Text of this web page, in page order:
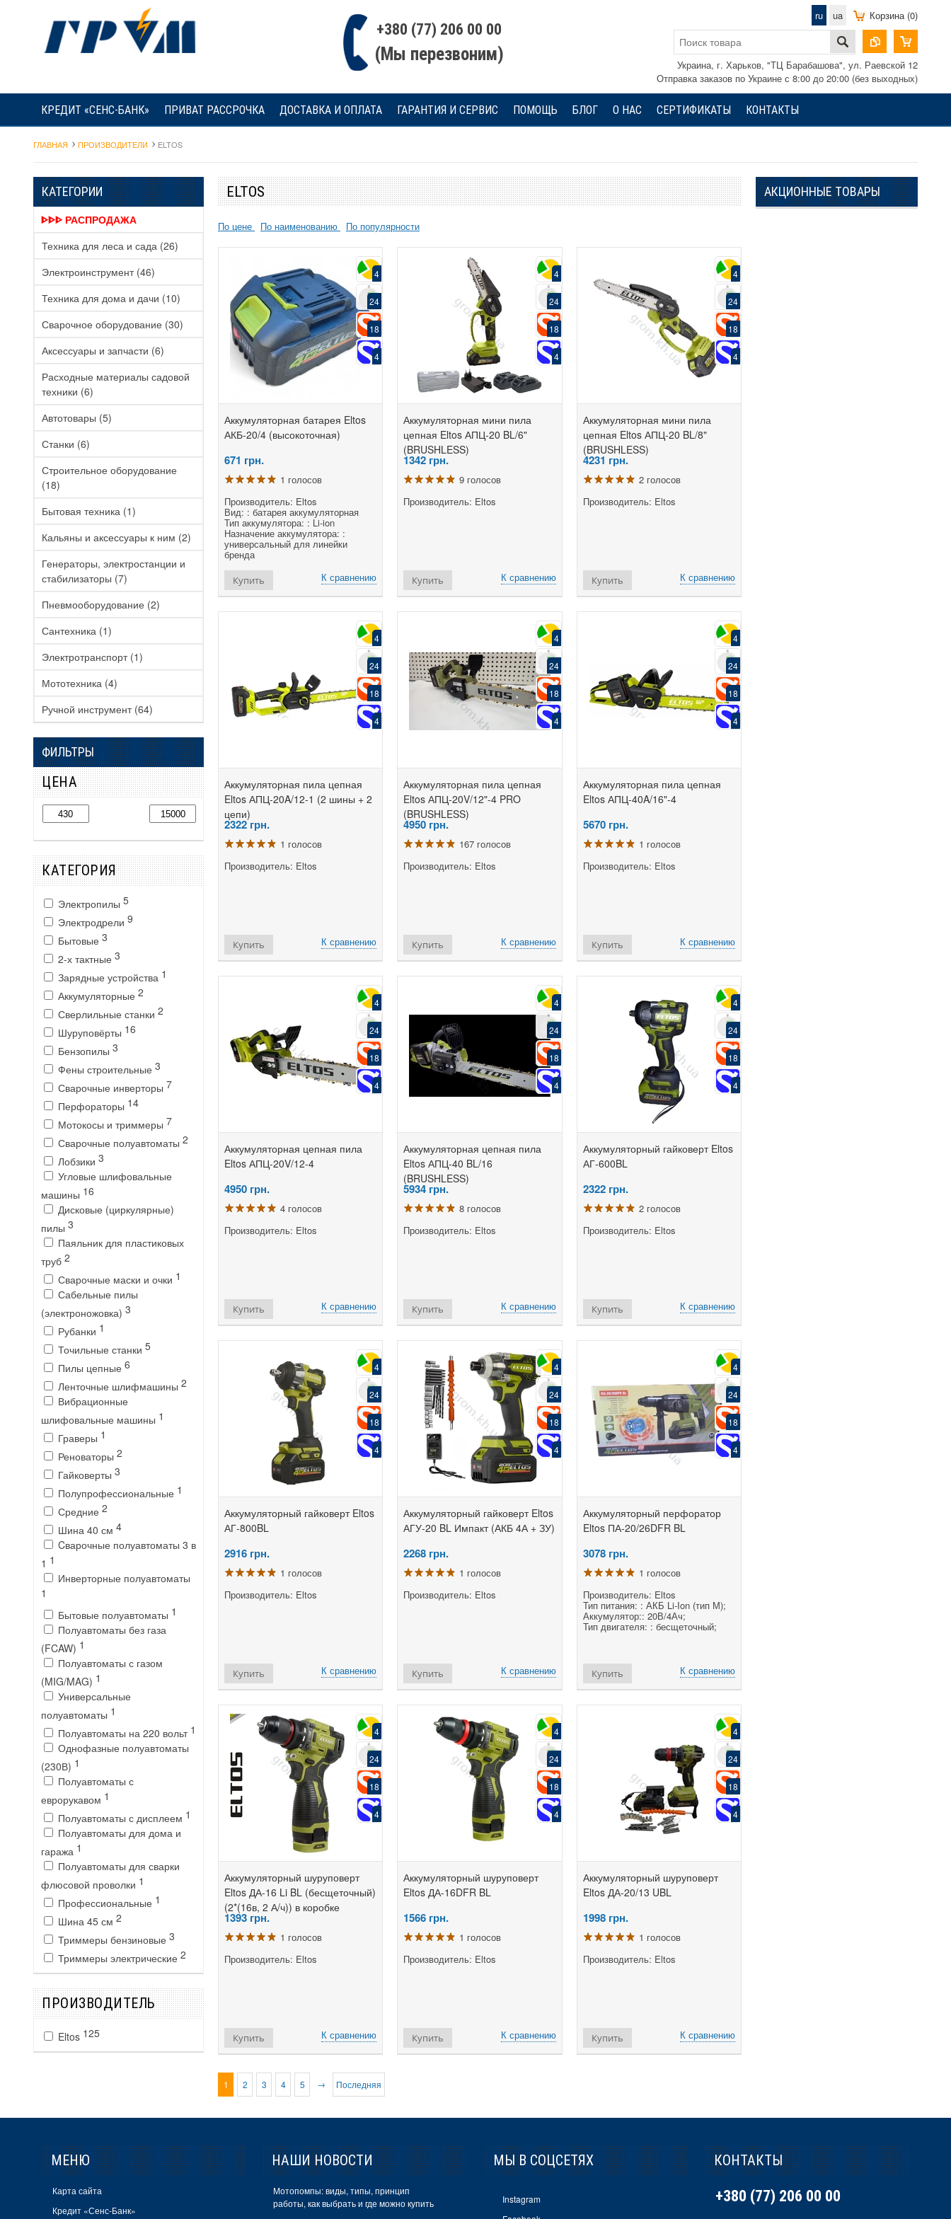
+380 (77) 206 00 00
(Мы перезвоним)
Корзина (0)
ru ua
Украина, г. Харьков, "ТЦ Барабашова", ул. Раевской 12
Отправка заказов по Украине с 8:00 до 20:00 (без выходных)
КРЕДИТ «СЕНС-БАНК» ПРИВАТ РАССРОЧКА ДОСТАВКА И ОПЛАТА ГАРАНТИЯ И СЕРВИС ПОМОЩЬ БЛОГ О НАС СЕРТИФИКАТЫ КОНТАКТЫ
ГЛАВНАЯ ПРОИЗВОДИТЕЛИ ELTOS
КАТЕГОРИИ
ᐈᐈᐈ РАСПРОДАЖА
Техника для леса и сада (26)
Электроинструмент (46)
Техника для дома и дачи (10)
Сварочное оборудование (30)
Аксессуары и запчасти (6)
Расходные материалы садовой
техники (6)
Автотовары (5)
Станки (6)
Строительное оборудование
(18)
Бытовая техника (1)
Кальяны и аксессуары к ним (2)
Генераторы, электростанции и
стабилизаторы (7)
Пневмооборудование (2)
Сантехника (1)
Электротранспорт (1)
Мототехника (4)
Ручной инструмент (64)
ФИЛЬТРЫ
ЦЕНА
КАТЕГОРИЯ
Электропилы 5
Электродрели 9
Бытовые 3
2-х тактные 3
Зарядные устройства 1
Аккумуляторные 2
Сверлильные станки 2
Шуруповёрты 16
Бензопилы 3
Фены строительные 3
Сварочные инверторы 7
Перфораторы 14
Мотокосы и триммеры 7
Сварочные полуавтоматы 2
Лобзики 3
Угловые шлифовальные
машины 16
Дисковые (циркулярные)
пилы 3
Паяльник для пластиковых
труб 2
Сварочные маски и очки 1
Сабельные пилы
(электроножовка) 3
Рубанки 1
Точильные станки 5
Пилы цепные 6
Ленточные шлифмашины 2
Вибрационные
шлифовальные машины 1
Граверы 1
Реноваторы 2
Гайковерты 3
Полупрофессиональные 1
Средние 2
Шина 40 см 4
Cварочные полуавтоматы 3 в
1 1
Инверторные полуавтоматы
1
Бытовые полуавтоматы 1
Полуавтоматы без газа
(FCAW) 1
Полуавтоматы с газом
(MIG/MAG) 1
Универсальные
полуавтоматы 1
Полуавтоматы на 220 вольт 1
Однофазные полуавтоматы
(230В) 1
Полуавтоматы с
еврорукавом 1
Полуавтоматы с дисплеем 1
Полуавтоматы для дома и
гаража 1
Полуавтоматы для сварки
флюсовой проволки 1
Профессиональные 1
Шина 45 см 2
Триммеры бензиновые 3
Триммеры электрические 2
ПРОИЗВОДИТЕЛЬ
Eltos 125
ELTOS
По цене По наименованию По популярности
4
24
18
4
Аккумуляторная батарея Eltos
АКБ-20/4 (высокоточная)
671 грн.
1 голосов
Производитель: Eltos
Вид: : батарея аккумуляторная
Тип аккумулятора: : Li-ion
Назначение аккумулятора: :
универсальный для линейки
бренда
К сравнению
Купить
4
24
18
4
Аккумуляторная мини пила
цепная Eltos АПЦ-20 BL/6"
(BRUSHLESS)
1342 грн.
9 голосов
Производитель: Eltos
К сравнению
Купить
4
24
18
4
Аккумуляторная мини пила
цепная Eltos АПЦ-20 BL/8"
(BRUSHLESS)
4231 грн.
2 голосов
Производитель: Eltos
К сравнению
Купить
4
24
18
4
Аккумуляторная пила цепная
Eltos АПЦ-20A/12-1 (2 шины + 2
цепи)
2322грн.
1 голосов
Производитель: Eltos
К сравнению
Купить
4
24
18
4
Аккумуляторная пила цепная
Eltos АПЦ-20V/12"-4 PRO
(BRUSHLESS)
4950 грн.
167 голосов
Производитель: Eltos
К сравнению
Купить
4
24
18
4
Аккумуляторная пила цепная
Eltos АПЦ-40A/16"-4
5670 грн.
1 голосов
Производитель: Eltos
К сравнению
Купить
4
24
18
4
Аккумуляторная цепная пила
Eltos АПЦ-20V/12-4
4950 грн.
4 голосов
Производитель: Eltos
К сравнению
Купить
4
24
18
4
Аккумуляторная цепная пила
Eltos АПЦ-40 BL/16
(BRUSHLESS)
5934 грн.
8 голосов
Производитель: Eltos
К сравнению
Купить
4
24
18
4
Аккумуляторный гайковерт Eltos
АГ-600BL
2322 грн.
2 голосов
Производитель: Eltos
К сравнению
Купить
4
24
18
4
Аккумуляторный гайковерт Eltos
АГ-800BL
2916 грн.
1 голосов
Производитель: Eltos
К сравнению
Купить
4
24
18
4
Аккумуляторный гайковерт Eltos
АГУ-20 BL Импакт (АКБ 4А + ЗУ)
2268 грн.
1 голосов
Производитель: Eltos
К сравнению
Купить
4
24
18
4
Аккумуляторный перфоратор
Eltos ПА-20/26DFR BL
3078 грн.
1 голосов
Производитель: Eltos
Тип питания: : АКБ Li-Ion (тип М);
Аккумулятор:: 20В/4Ач;
Тип двигателя: : бесщеточный;
К сравнению
Купить
4
24
18
4
Аккумуляторный шуруповерт
Eltos ДА-16 Li BL (бесщеточный)
(2*(16в, 2 А/ч)) в коробке
1393 грн.
1 голосов
Производитель: Eltos
К сравнению
Купить
4
24
18
4
Аккумуляторный шуруповерт
Eltos ДА-16DFR BL
1566 грн.
1 голосов
Производитель: Eltos
К сравнению
Купить
4
24
18
4
Аккумуляторный шуруповерт
Eltos ДА-20/13 UBL
1998 грн.
1 голосов
Производитель: Eltos
К сравнению
Купить
1 2 3 4 5 → Последняя
АКЦИОННЫЕ ТОВАРЫ
МЕНЮ
Карта сайта
Кредит «Сенс-Банк»
НАШИ НОВОСТИ
Мотопомпы: виды, типы, принцип
работы, как выбрать и где можно купить
МЫ В СОЦСЕТЯХ
Instagram
КОНТАКТЫ
+380 (77) 206 00 00